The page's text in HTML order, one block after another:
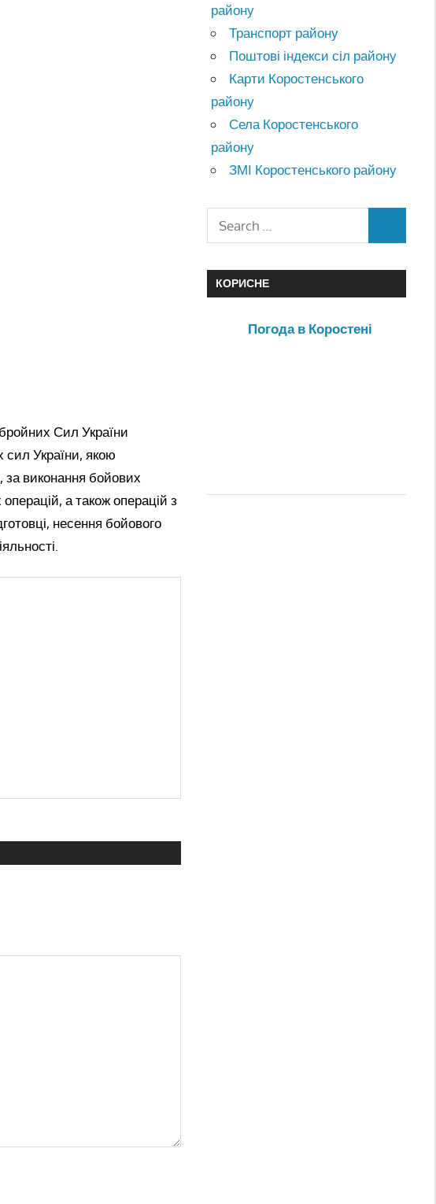
Сил України
сил України, якою
за виконання бойових
а також операцій з
несення бойового
району
Транспорт району
Поштові індекси сіл району
Карти Коростенського
району
Села Коростенського
району
ЗМІ Коростенського району
КОРИСНЕ
Погода в Коростені